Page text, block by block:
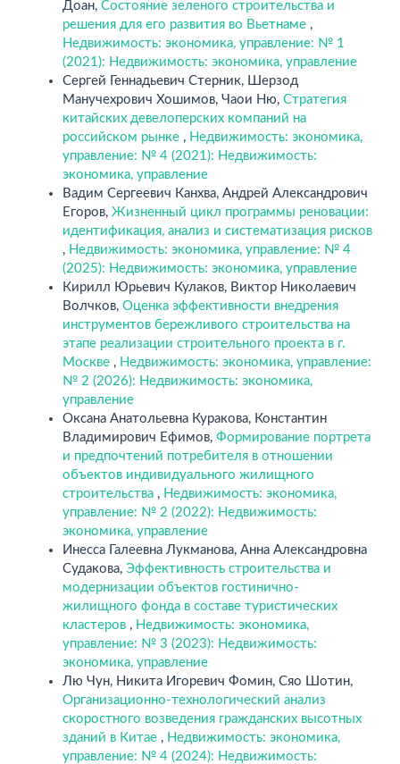
Доан, Состояние зеленого строительства и
решения для его развития во Вьетнаме ,
Недвижимость: экономика, управление: № 1
(2021): Недвижимость: экономика, управление
Сергей Геннадьевич Стерник, Шерзод
Манучехрович Хошимов, Чаои Ню, Стратегия
китайских девелоперских компаний на
российском рынке , Недвижимость: экономика,
управление: № 4 (2021): Недвижимость:
экономика, управление
Вадим Сергеевич Канхва, Андрей Александрович
Егоров, Жизненный цикл программы реновации:
идентификация, анализ и систематизация рисков
, Недвижимость: экономика, управление: № 4
(2025): Недвижимость: экономика, управление
Кирилл Юрьевич Кулаков, Виктор Николаевич
Волчков, Оценка эффективности внедрения
инструментов бережливого строительства на
этапе реализации строительного проекта в г.
Москве , Недвижимость: экономика, управление:
№ 2 (2026): Недвижимость: экономика,
управление
Оксана Анатольевна Куракова, Константин
Владимирович Ефимов, Формирование портрета
и предпочтений потребителя в отношении
объектов индивидуального жилищного
строительства , Недвижимость: экономика,
управление: № 2 (2022): Недвижимость:
экономика, управление
Инесса Галеевна Лукманова, Анна Александровна
Судакова, Эффективность строительства и
модернизации объектов гостинично-
жилищного фонда в составе туристических
кластеров , Недвижимость: экономика,
управление: № 3 (2023): Недвижимость:
экономика, управление
Лю Чун, Никита Игоревич Фомин, Сяо Шотин,
Организационно-технологический анализ
скоростного возведения гражданских высотных
зданий в Китае , Недвижимость: экономика,
управление: № 4 (2024): Недвижимость: